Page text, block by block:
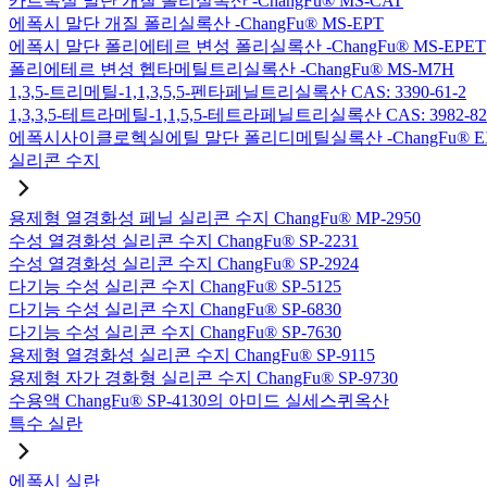
에폭시 말단 개질 폴리실록산 -ChangFu® MS-EPT
에폭시 말단 폴리에테르 변성 폴리실록산 -ChangFu® MS-EPET
폴리에테르 변성 헵타메틸트리실록산 -ChangFu® MS-M7H
1,3,5-트리메틸-1,1,3,5,5-펜타페닐트리실록산 CAS: 3390-61-2
1,3,3,5-테트라메틸-1,1,5,5-테트라페닐트리실록산 CAS: 3982-
에폭시사이클로헥실에틸 말단 폴리디메틸실록산 -ChangFu®
실리콘 수지
용제형 열경화성 페닐 실리콘 수지 ChangFu® MP-2950
수성 열경화성 실리콘 수지 ChangFu® SP-2231
수성 열경화성 실리콘 수지 ChangFu® SP-2924
다기능 수성 실리콘 수지 ChangFu® SP-5125
다기능 수성 실리콘 수지 ChangFu® SP-6830
다기능 수성 실리콘 수지 ChangFu® SP-7630
용제형 열경화성 실리콘 수지 ChangFu® SP-9115
용제형 자가 경화형 실리콘 수지 ChangFu® SP-9730
수용액 ChangFu® SP-4130의 아미드 실세스퀴옥산
특수 실란
에폭시 실란